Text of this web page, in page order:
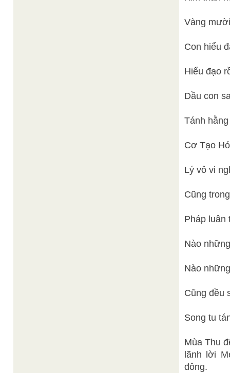
Vàng
Con hiểu
Hiểu đạo
Dầu con
Tánh
Cơ Tạo
Lý vô vi
Cũng
Pháp luân
Nào
Nào
Cũng đều
Song tu
Mùa Thu
lãnh lời
đông.